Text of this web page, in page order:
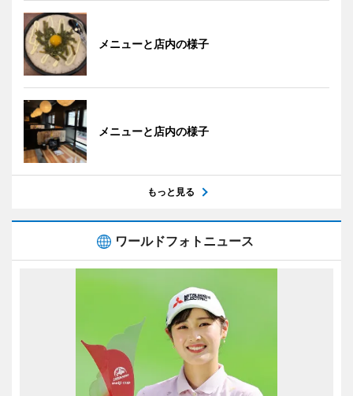
メニューと店内の様子
メニューと店内の様子
もっと見る
ワールドフォトニュース